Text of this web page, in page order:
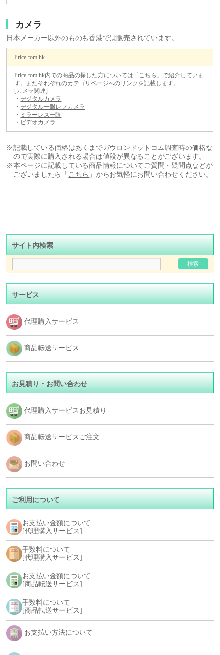
カメラ
日本メーカー以外のものも香港では販売されています。
Price.com.hk
Price.com.hk内での商品の探した方については「こちら 」で紹介していま
す。またそれぞれのカテゴリページへのリンクを記載します。
[カメラ関連]
・デジタルカメラ
・デジタル一眼レフカメラ
・ ミラーレス一眼
・ ビデオカメラ
※記載している価格はあくまでガウロンドットコム調査時の価格な
ので実際に購入される場合は値段が異なることがございます。
※本ページに記載している商品情報についてご質問・疑問点などが
ございましたら「 こちら 」からお気軽にお問い合わせください。
サイト内検索
サービス
代理購入サービス
商品転送サービス
お見積り・お問い合わせ
代理購入サービスお見積り
商品転送サービスご注文
お問い合わせ
ご利用について
お支払い金額について
[代理購入サービス]
手数料について
[代理購入サービス]
お支払い金額について
[商品転送サービス]
手数料について
[商品転送サービス]
お支払い方法について